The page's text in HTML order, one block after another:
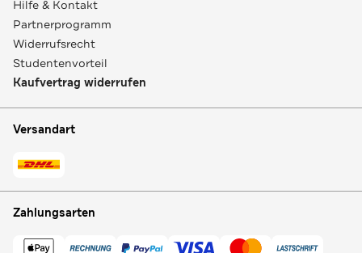
Hilfe & Kontakt
Partnerprogramm
Widerrufsrecht
Studentenvorteil
Kaufvertrag widerrufen
Versandart
Zahlungsarten